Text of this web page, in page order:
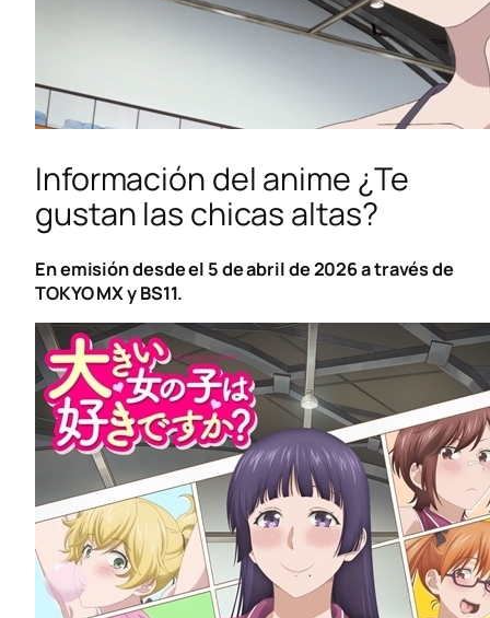
Información del anime ¿Te
gustan las chicas altas?
En emisión desde el 5 de abril de 2026 a través de
TOKYO MX y BS11.